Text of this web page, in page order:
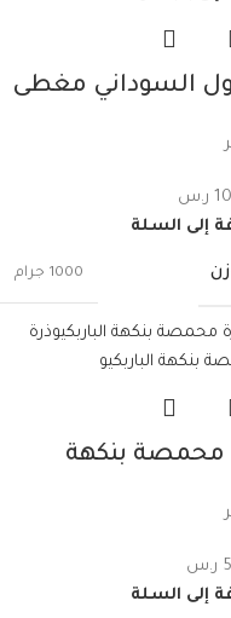
السوداني مغطى
ر.س
إلى السلة
1000 جرام
محمصة بنكهة
ر.س
إلى السلة